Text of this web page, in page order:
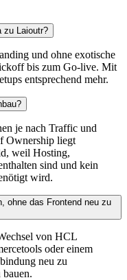
zu Laioutr?
und ohne exotische
bis zum Go-live. Mit
entsprechend mehr.
je nach Traffic und
Ownership liegt
weil Hosting,
sind und kein
wird.
ohne das Frontend neu zu
von HCL
oder einem
neu zu